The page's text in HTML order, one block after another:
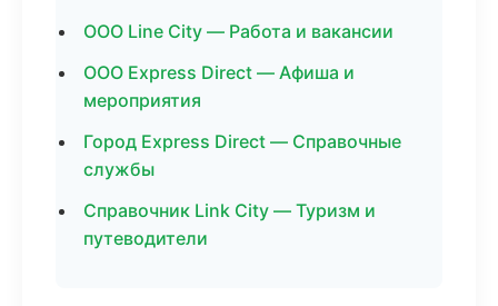
ООО Line City — Работа и вакансии
ООО Express Direct — Афиша и
мероприятия
Город Express Direct — Справочные
службы
Справочник Link City — Туризм и
путеводители